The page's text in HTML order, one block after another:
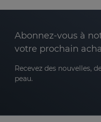
Abonnez-vous à
votre prochain
Recevez des nouvelles,
peau.